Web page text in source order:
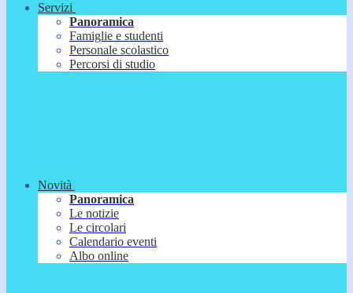
Servizi
Panoramica
Famiglie e studenti
Personale scolastico
Percorsi di studio
Novità
Panoramica
Le notizie
Le circolari
Calendario eventi
Albo online